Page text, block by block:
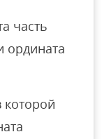
часть
ордината